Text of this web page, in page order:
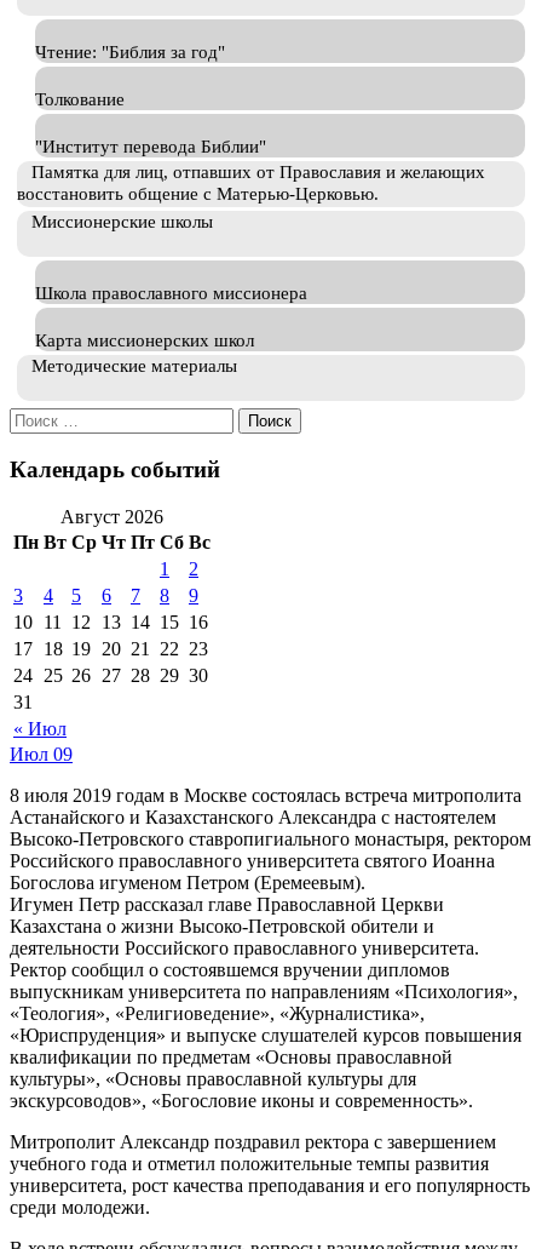
Чтение: "Библия за год"
Толкование
"Институт перевода Библии"
Памятка для лиц, отпавших от Православия и желающих
восстановить общение с Матерью-Церковью.
Миссионерские школы
Школа православного миссионера
Карта миссионерских школ
Методические материалы
Искать:
Календарь событий
Август 2026
Пн Вт Ср Чт Пт Сб Вс
« Июл
1
2
3
4 5 6 7 8
9
10 11 12 13 14 15 16
17 18 19 20 21 22 23
24 25 26 27 28 29 30
31
Июл 09
8 июля 2019 годам в Москве состоялась встреча митрополита
Астанайского и Казахстанского Александра с настоятелем
Высоко-Петровского ставропигиального монастыря, ректором
Российского православного университета святого Иоанна
Богослова игуменом Петром (Еремеевым).
Игумен Петр рассказал главе Православной Церкви
Казахстана о жизни Высоко-Петровской обители и
деятельности Российского православного университета.
Ректор сообщил о состоявшемся вручении дипломов
выпускникам университета по направлениям «Психология»,
«Теология», «Религиоведение», «Журналистика»,
«Юриспруденция» и выпуске слушателей курсов повышения
квалификации по предметам «Основы православной
культуры», «Основы православной культуры для
экскурсоводов», «Богословие иконы и современность».
Митрополит Александр поздравил ректора с завершением
учебного года и отметил положительные темпы развития
университета, рост качества преподавания и его популярность
среди молодежи.